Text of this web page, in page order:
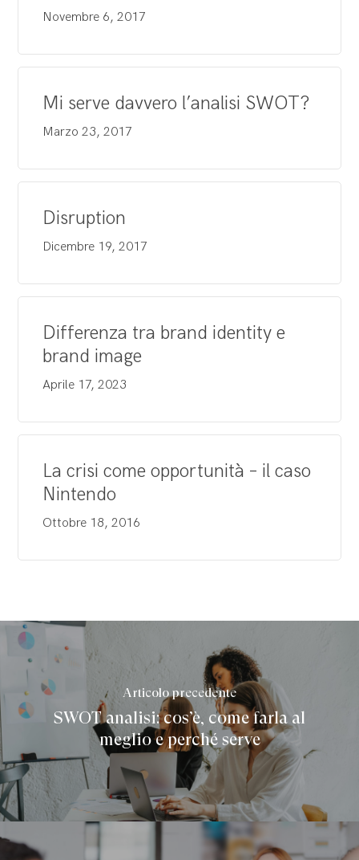
Novembre 6, 2017
Mi serve davvero l’analisi SWOT?
Marzo 23, 2017
Disruption
Dicembre 19, 2017
Differenza tra brand identity e
brand image
Aprile 17, 2023
La crisi come opportunità – il caso
Nintendo
Ottobre 18, 2016
Articolo precedente
SWOT analisi: cos’è, come farla al
meglio e perché serve